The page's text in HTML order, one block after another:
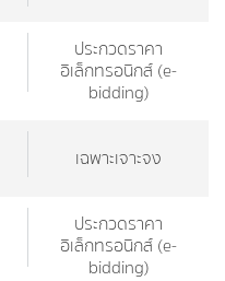
ประกวดราคา
อิเล็กทรอนิกส์ (e-
bidding)
เฉพาะเจาะจง
ประกวดราคา
อิเล็กทรอนิกส์ (e-
bidding)